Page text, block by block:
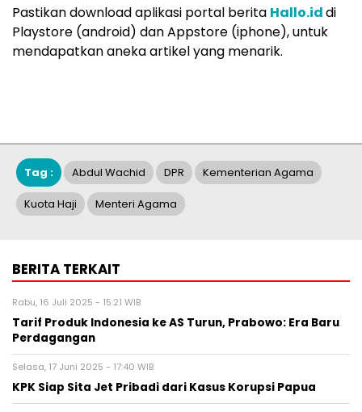
Pastikan download aplikasi portal berita Hallo.iddi
Playstore (android) dan Appstore (iphone), untuk
mendapatkan aneka artikel yang menarik.
Tag : Abdul Wachid DPR Kementerian Agama
Kuota Haji Menteri Agama
BERITA TERKAIT
Rabu, 16 Juli 2025 - 15:21 WIB
Tarif Produk Indonesia ke AS Turun, Prabowo: Era Baru
Perdagangan
Selasa, 17 Juni 2025 - 17:40 WIB
KPK Siap Sita Jet Pribadi dari Kasus Korupsi Papua